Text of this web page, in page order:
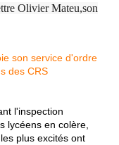
Olivier Mateu,son
l'inspection
lycéens en colère,
plus excités ont